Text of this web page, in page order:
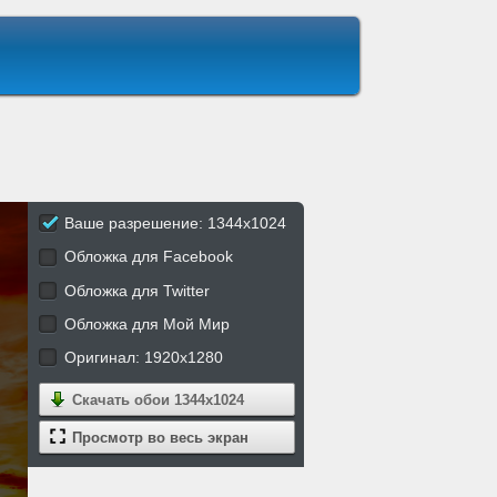
Ваше разрешение: 1344x1024
Обложка для Facebook
Обложка для Twitter
Обложка для Мой Мир
Оригинал: 1920x1280
Скачать обои 1344x1024
Просмотр во весь экран